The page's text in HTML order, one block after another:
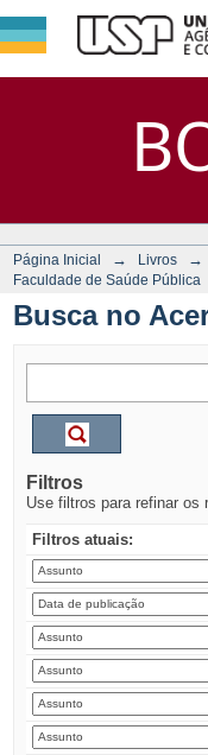
Página Inicial → Livros →
Faculdade de Saúde Pública
Busca no
Filtros
Use filtros para refinar os
Filtros atuais: